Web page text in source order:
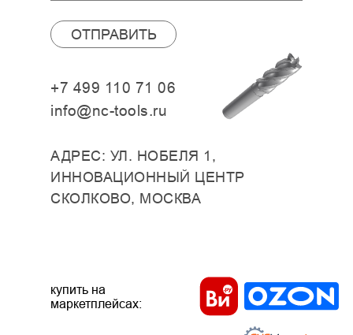
+7 499 110 71 06
info@nc-tools.ru
АДРЕС: УЛ. НОБЕЛЯ 1,
ИННОВАЦИОННЫЙ ЦЕНТР
СКОЛКОВО, МОСКВА
ОТПРАВИТЬ
купить на
маркетплейсах: